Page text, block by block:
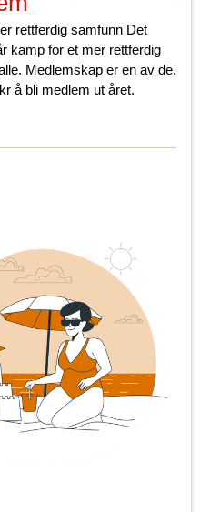
rettferdig samfunn Det
kamp for et mer rettferdig
Medlemskap er en av de.
å bli medlem ut året.